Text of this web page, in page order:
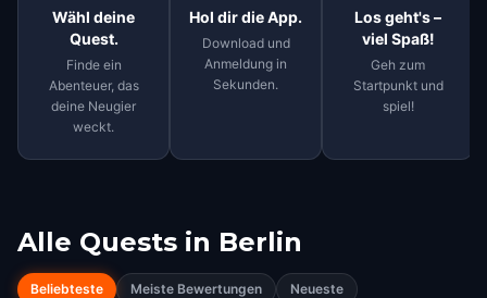
Wähl deine
Quest.
Finde ein
Abenteuer, das
deine Neugier
weckt.
Hol dir die App.
Download und
Anmeldung in
Sekunden.
Los geht's –
viel Spaß!
Geh zum
Startpunkt und
spiel!
Alle Quests in Berlin
Beliebteste Meiste Bewertungen
Neueste